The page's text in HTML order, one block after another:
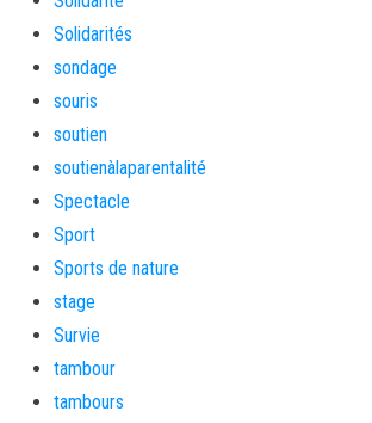
Solidarités
sondage
souris
soutien
soutienàlaparentalité
Spectacle
Sport
Sports de nature
stage
Survie
tambour
tambours